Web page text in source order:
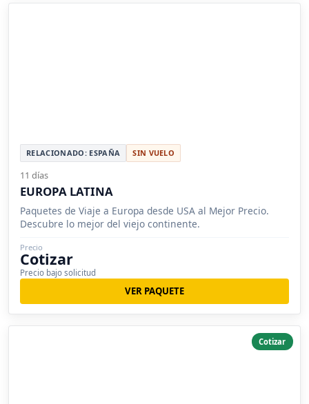
RELACIONADO: ESPAÑA SIN VUELO
11 días
EUROPA LATINA
Paquetes de Viaje a Europa desde USA al Mejor Precio.
Descubre lo mejor del viejo continente.
Precio
Cotizar
Precio bajo solicitud
VER PAQUETE
Cotizar